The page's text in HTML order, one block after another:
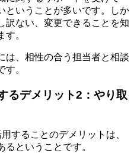
ということが多いです。しか
訳ない、変更できることを知
。
は、相性の合う担当者と相談
。
るデメリット2：やり取
することのデメリットは、
ということです。